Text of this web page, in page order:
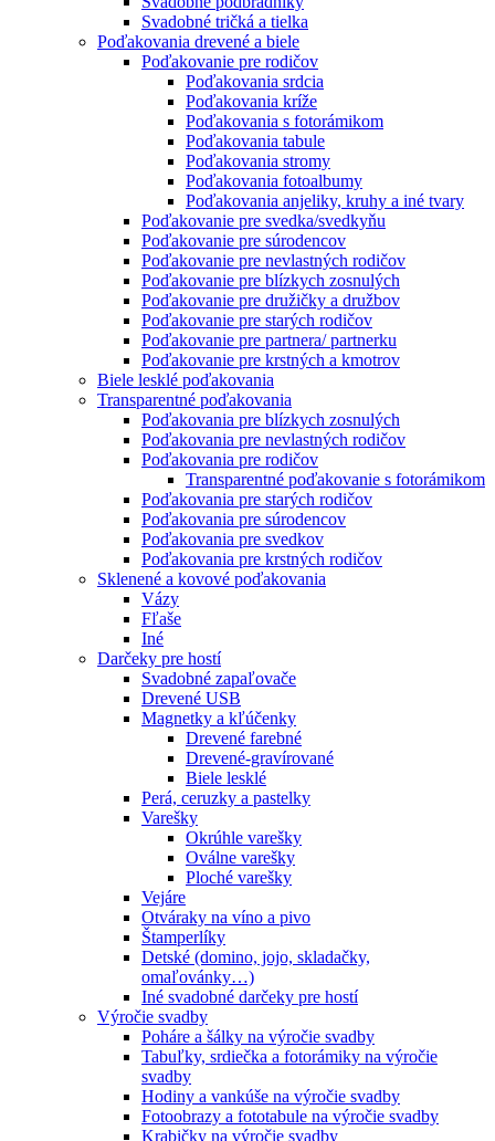
Svadobné tričká a tielka
Poďakovania drevené a biele
Poďakovanie pre rodičov
Poďakovania srdcia
Poďakovania kríže
Poďakovania s fotorámikom
Poďakovania tabule
Poďakovania stromy
Poďakovania fotoalbumy
Poďakovania anjeliky, kruhy a iné tvary
Poďakovanie pre svedka/svedkyňu
Poďakovanie pre súrodencov
Poďakovanie pre nevlastných rodičov
Poďakovanie pre blízkych zosnulých
Poďakovanie pre družičky a družbov
Poďakovanie pre starých rodičov
Poďakovanie pre partnera/ partnerku
Poďakovanie pre krstných a kmotrov
Biele lesklé poďakovania
Transparentné poďakovania
Poďakovania pre blízkych zosnulých
Poďakovania pre nevlastných rodičov
Poďakovania pre rodičov
Transparentné poďakovanie s fotorámikom
Poďakovania pre starých rodičov
Poďakovania pre súrodencov
Poďakovania pre svedkov
Poďakovania pre krstných rodičov
Sklenené a kovové poďakovania
Vázy
Fľaše
Iné
Darčeky pre hostí
Svadobné zapaľovače
Drevené USB
Magnetky a kľúčenky
Drevené farebné
Drevené-gravírované
Biele lesklé
Perá, ceruzky a pastelky
Varešky
Okrúhle varešky
Oválne varešky
Ploché varešky
Vejáre
Otváraky na víno a pivo
Štamperlíky
Detské (domino, jojo, skladačky,
omaľovánky…)
Iné svadobné darčeky pre hostí
Výročie svadby
Poháre a šálky na výročie svadby
Tabuľky, srdiečka a fotorámiky na výročie
svadby
Hodiny a vankúše na výročie svadby
Fotoobrazy a fototabule na výročie svadby
Krabičky na výročie svadby